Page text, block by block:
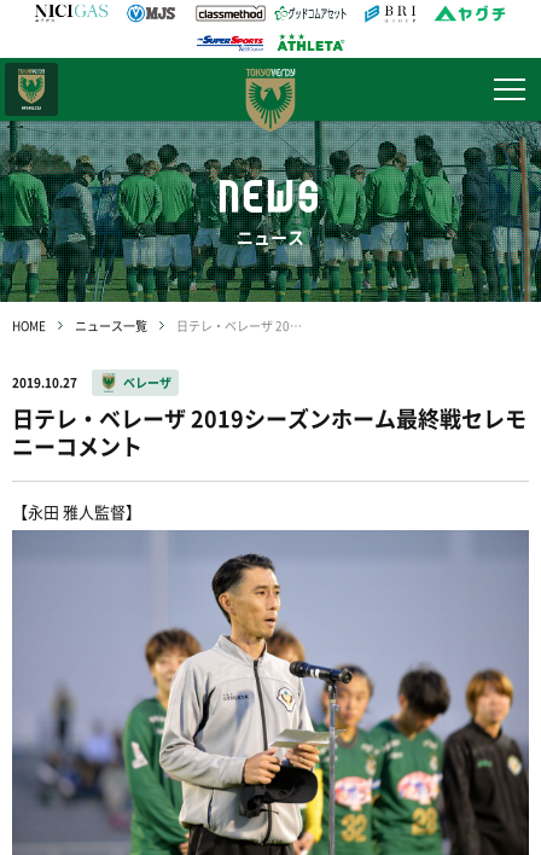
NEWS
ニュース
HOME ニュース一覧 日テレ・ベレーザ 2019シーズンホーム最終戦セレモニーコメント
2019.10.27 ベレーザ
日テレ・ベレーザ 2019シーズンホーム最終戦セレモ
ニーコメント
【永田 雅人監督】